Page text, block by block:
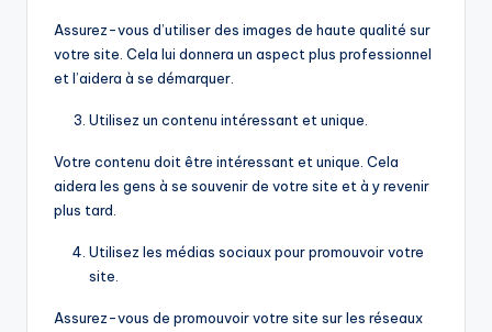
Assurez-vous d’utiliser des images de haute qualité sur
votre site. Cela lui donnera un aspect plus professionnel
et l’aidera à se démarquer.
Utilisez un contenu intéressant et unique.
Votre contenu doit être intéressant et unique. Cela
aidera les gens à se souvenir de votre site et à y revenir
plus tard.
Utilisez les médias sociaux pour promouvoir votre
site.
Assurez-vous de promouvoir votre site sur les réseaux